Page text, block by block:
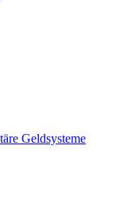
Geldsysteme